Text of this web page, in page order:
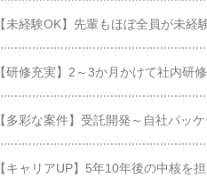
【未経験OK】先輩もほぼ全員が未経
【研修充実】2～3か月かけて社内研
【多彩な案件】受託開発～自社パッ
【キャリアUP】5年10年後の中核を